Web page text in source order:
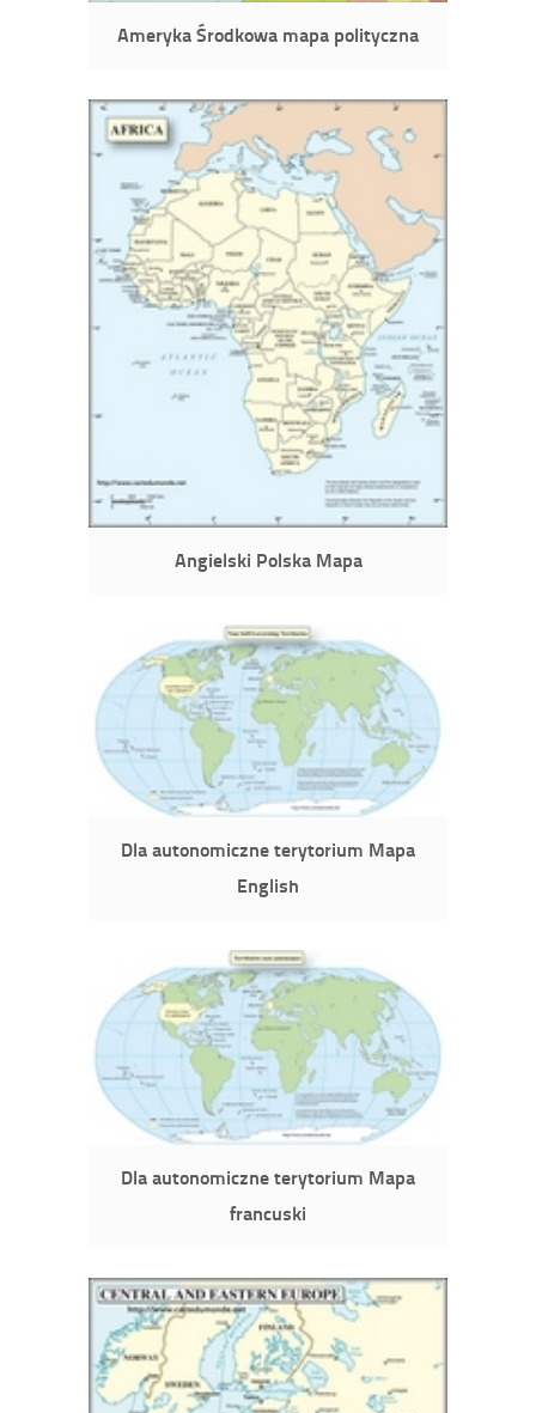
Ameryka Środkowa mapa polityczna
Angielski Polska Mapa
Dla autonomiczne terytorium Mapa
English
Dla autonomiczne terytorium Mapa
francuski